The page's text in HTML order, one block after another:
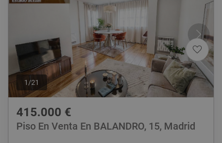
1 /21
415.000 €
Piso En Venta En BALANDRO, 15, Madrid